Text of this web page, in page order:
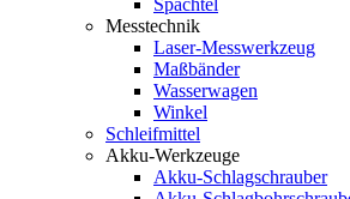
Spachtel
Messtechnik
Laser-Messwerkzeug
Maßbänder
Wasserwagen
Winkel
Schleifmittel
Akku-Werkzeuge
Akku-Schlagschrauber